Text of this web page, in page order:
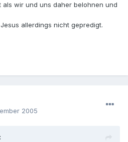
wir und uns daher belohnen und
allerdings nicht gepredigt.
2005